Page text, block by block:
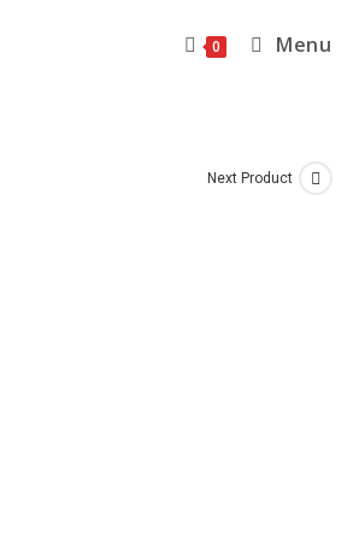
0 Menu
Next Product